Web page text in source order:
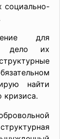
социально-
для
дело их
найти
кризиса.